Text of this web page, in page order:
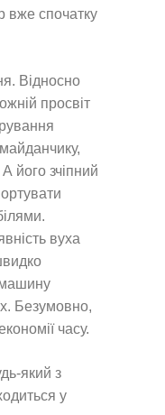
вже спочатку
Відносно
просвіт
його зчіпний
вуха
машину
Безумовно,
часу.
який з
у